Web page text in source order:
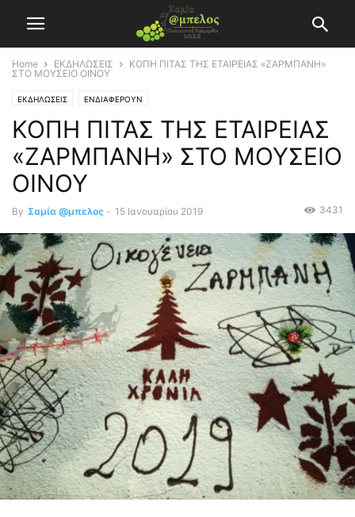
Home ΕΚΔΗΛΩΣΕΙΣ
ΚΟΠΗ ΠΙΤΑΣ ΤΗΣ ΕΤΑΙΡΕΙΑΣ «ΖΑΡΜΠΑΝΗ»
ΣΤΟ ΜΟΥΣΕΙΟ ΟΙΝΟΥ
ΕΚΔΗΛΩΣΕΙΣ ΕΝΔΙΑΦΕΡΟΥΝ
ΚΟΠΗ ΠΙΤΑΣ ΤΗΣ ΕΤΑΙΡΕΙΑΣ
«ΖΑΡΜΠΑΝΗ» ΣΤΟ ΜΟΥΣΕΙΟ
ΟΙΝΟΥ
By Σαμία @μπελος - 15 Ιανουαρίου 2019 3431